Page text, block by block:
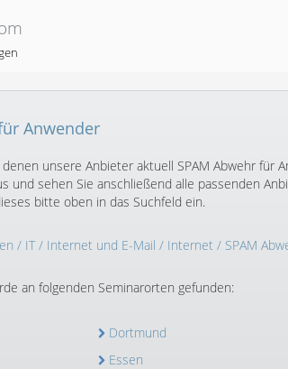
Anwender
unsere Anbieter aktuell SPAM Abwehr für
und sehen Sie anschließend alle passenden
bitte oben in das Suchfeld ein.
/ IT/ Internet und E-Mail / Internet / SPAM
an folgenden Seminarorten gefunden:
Dortmund
Essen